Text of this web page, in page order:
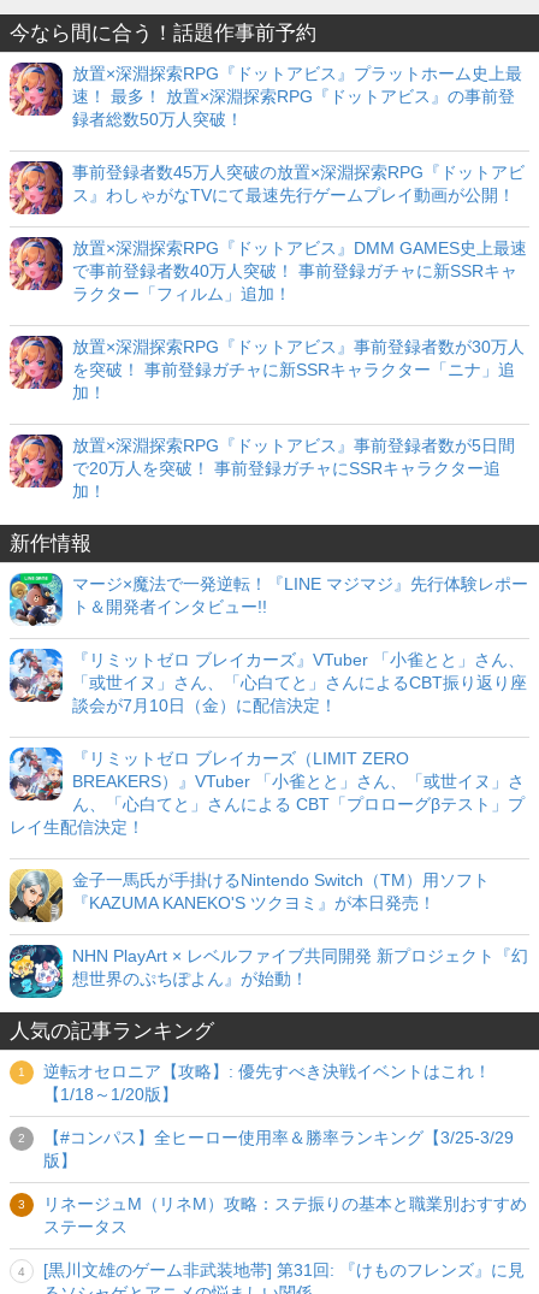
今なら間に合う！話題作事前予約
放置×深淵探索RPG『ドットアビス』プラットホーム史上最
速！ 最多！ 放置×深淵探索RPG『ドットアビス』の事前登
録者総数50万人突破！
事前登録者数45万人突破の放置×深淵探索RPG『ドットアビ
ス』わしゃがなTVにて最速先行ゲームプレイ動画が公開！
放置×深淵探索RPG『ドットアビス』DMM GAMES史上最速
で事前登録者数40万人突破！ 事前登録ガチャに新SSRキャ
ラクター「フィルム」追加！
放置×深淵探索RPG『ドットアビス』事前登録者数が30万人
を突破！ 事前登録ガチャに新SSRキャラクター「ニナ」追
加！
放置×深淵探索RPG『ドットアビス』事前登録者数が5日間
で20万人を突破！ 事前登録ガチャにSSRキャラクター追
加！
新作情報
マージ×魔法で一発逆転！『LINE マジマジ』先行体験レポー
ト＆開発者インタビュー!!
『リミットゼロ ブレイカーズ』VTuber 「小雀とと」さん、
「或世イヌ」さん、「心白てと」さんによるCBT振り返り座
談会が7月10日（金）に配信決定！
『リミットゼロ ブレイカーズ（LIMIT ZERO
BREAKERS）』VTuber 「小雀とと」さん、「或世イヌ」さ
ん、「心白てと」さんによる CBT「プロローグβテスト」プ
レイ生配信決定！
金子一馬氏が手掛けるNintendo Switch（TM）用ソフト
『KAZUMA KANEKO'S ツクヨミ』が本日発売！
NHN PlayArt × レベルファイブ共同開発 新プロジェクト『幻
想世界のぷちぽよん』が始動！
人気の記事ランキング
逆転オセロニア【攻略】: 優先すべき決戦イベントはこれ！
【1/18～1/20版】
【#コンパス】全ヒーロー使用率＆勝率ランキング【3/25-3/29
版】
リネージュM（リネM）攻略：ステ振りの基本と職業別おすすめ
ステータス
[黒川文雄のゲーム非武装地帯] 第31回: 『けものフレンズ』に見